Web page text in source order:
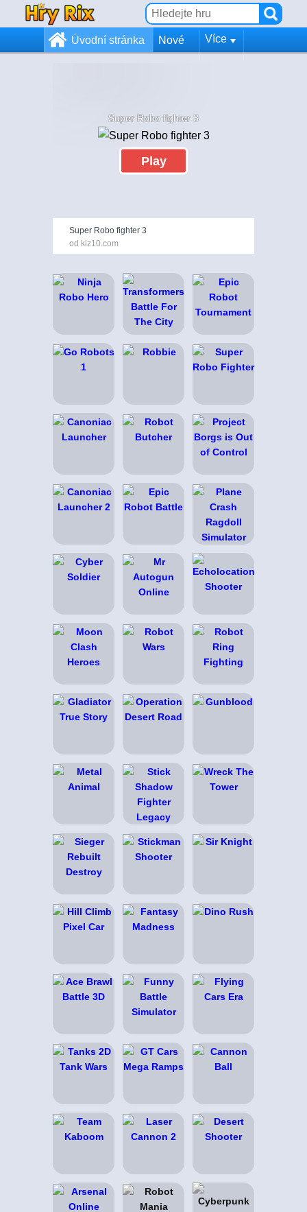
Úvodní stránka Nové Více
Super Robo fighter 3
Play
Super Robo fighter 3
od kiz10.com